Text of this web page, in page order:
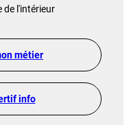
de l'intérieur
métier
info